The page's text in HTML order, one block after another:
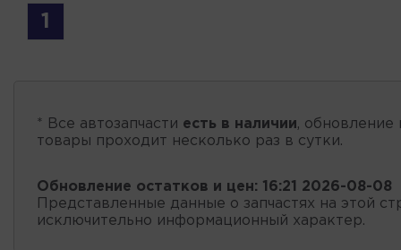
1
* Все автозапчасти есть в наличии, обновление
товары проходит несколько раз в сутки.
Обновление остатков и цен: 16:21 2026-08-08
Представленные данные о запчастях на этой
исключительно информационный характер.